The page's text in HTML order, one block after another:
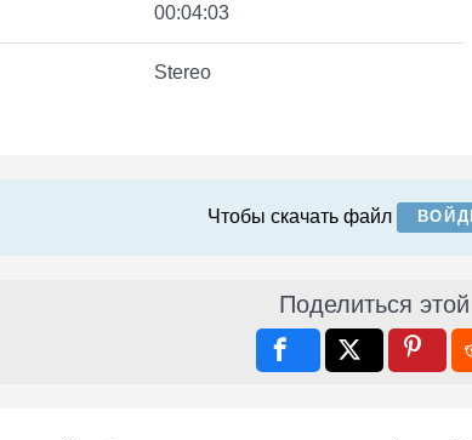
00:04:03
Stereo
Чтобы скачать файл
Поделиться